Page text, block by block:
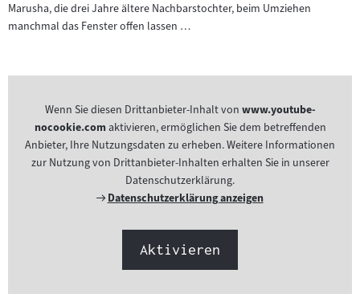
Marusha, die drei Jahre ältere Nachbarstochter, beim Umziehen
manchmal das Fenster offen lassen …
Wenn Sie diesen Drittanbieter-Inhalt von www.youtube-
nocookie.comaktivieren, ermöglichen Sie dem betreffenden
Anbieter, Ihre Nutzungsdaten zu erheben. Weitere Informationen
zur Nutzung von Drittanbieter-Inhalten erhalten Sie in unserer
Datenschutzerklärung.
Externer
Datenschutzerklärung anzeigen
Aktivieren